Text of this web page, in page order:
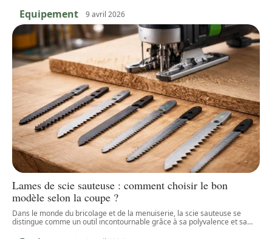
Equipement 9 avril 2026
Lames de scie sauteuse : comment choisir le bon
modèle selon la coupe ?
Dans le monde du bricolage et de la menuiserie, la scie sauteuse se
distingue comme un outil incontournable grâce à sa polyvalence et sa…